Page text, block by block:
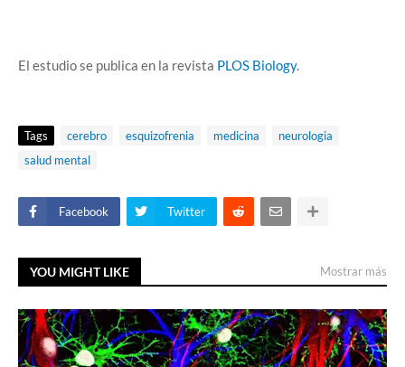
El estudio se publica en la revista PLOS Biology.
Tags cerebro esquizofrenia medicina
neurologia
salud mental
Facebook Twitter
YOU MIGHT LIKE Mostrar más